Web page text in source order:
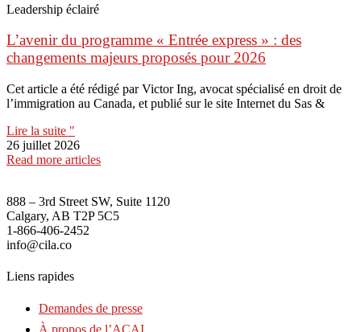
Leadership éclairé
L’avenir du programme « Entrée express » : des
changements majeurs proposés pour 2026
Cet article a été rédigé par Victor Ing, avocat spécialisé en droit de
l’immigration au Canada, et publié sur le site Internet du Sas &
Lire la suite "
26 juillet 2026
Read more articles
888 – 3rd Street SW, Suite 1120
Calgary, AB T2P 5C5
1-866-406-2452
info@cila.co
Liens rapides
Demandes de presse
À propos de l’ACAI